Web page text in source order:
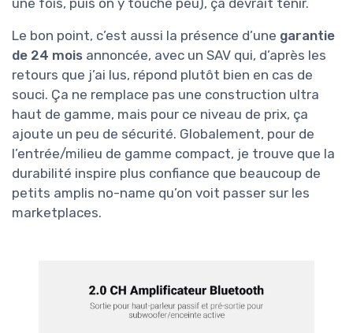
Le bon point, c’est aussi la présence d’une garantie
de 24 mois annoncée, avec un SAV qui, d’après les
retours que j’ai lus, répond plutôt bien en cas de
souci. Ça ne remplace pas une construction ultra
haut de gamme, mais pour ce niveau de prix, ça
ajoute un peu de sécurité. Globalement, pour de
l’entrée/milieu de gamme compact, je trouve que la
durabilité inspire plus confiance que beaucoup de
petits amplis no-name qu’on voit passer sur les
marketplaces.